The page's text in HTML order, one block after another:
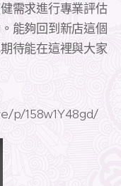
需求進行專業評估
能夠回到新店這個
待能在這裡與大家
p/158w1Y48gd/